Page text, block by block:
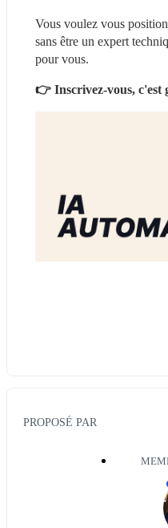
Vous voulez vous
sans être un expert
pour vous.
👉 Inscrivez-vous, c'est
PROPOSÉ PAR